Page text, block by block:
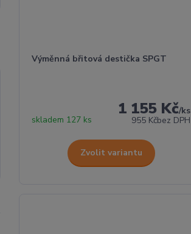
Výměnná břitová destička SPGT
1 155 Kč/ks
955 Kčbez DPH
skladem 127 ks
Zvolit variantu